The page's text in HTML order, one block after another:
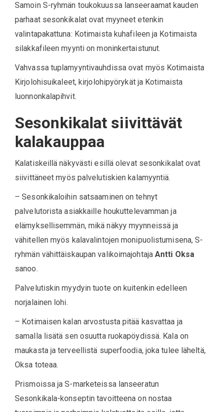
Samoin S-ryhmän toukokuussa lanseeraamat kauden
parhaat sesonkikalat ovat myyneet etenkin
valintapakattuna: Kotimaista kuhafileen ja Kotimaista
silakkafileen myynti on moninkertaistunut.
Vahvassa tuplamyyntivauhdissa ovat myös Kotimaista
Kirjolohisuikaleet, kirjolohipyörykät ja Kotimaista
luonnonkalapihvit.
Sesonkikalat siivittävät
kalakauppaa
Kalatiskeillä näkyvästi esillä olevat sesonkikalat ovat
siivittäneet myös palvelutiskien kalamyyntiä.
– Sesonkikaloihin satsaaminen on tehnyt
palvelutorista asiakkaille houkuttelevamman ja
elämyksellisemmän, mikä näkyy myynneissä ja
vähitellen myös kalavalintojen monipuolistumisena, S-
ryhmän vähittäiskaupan valikoimajohtajaAntti Oksa
sanoo.
Palvelutiskin myydyin tuote on kuitenkin edelleen
norjalainen lohi.
– Kotimaisen kalan arvostusta pitää kasvattaa ja
samalla lisätä sen osuutta ruokapöydissä. Kala on
maukasta ja terveellistä superfoodia, joka tulee läheltä,
Oksa toteaa.
Prismoissa ja S-marketeissa lanseeratun
Sesonkikala-konseptin tavoitteena on nostaa